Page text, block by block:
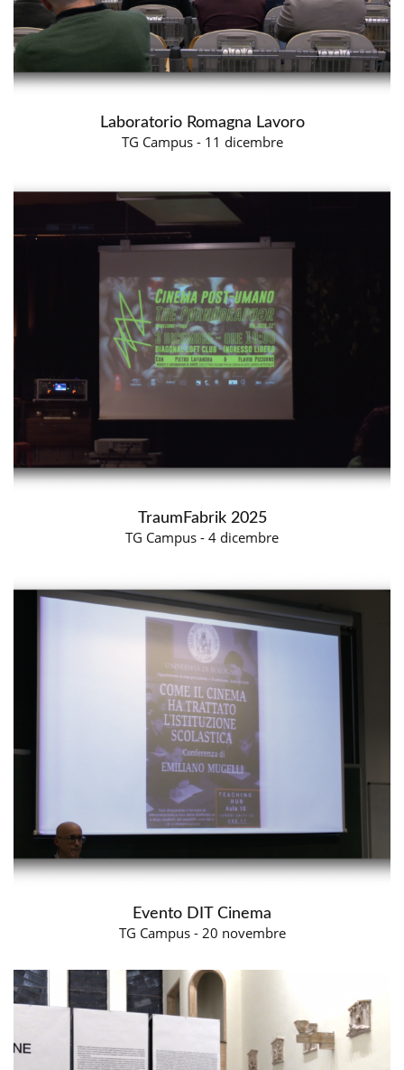
Laboratorio Romagna Lavoro
TG Campus - 11 dicembre
TraumFabrik 2025
TG Campus - 4 dicembre
Evento DIT Cinema
TG Campus - 20 novembre